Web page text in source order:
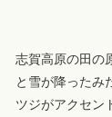
志賀高原の田の
と雪が降ったみ
ツジがアクセン